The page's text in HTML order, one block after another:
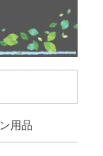
用品